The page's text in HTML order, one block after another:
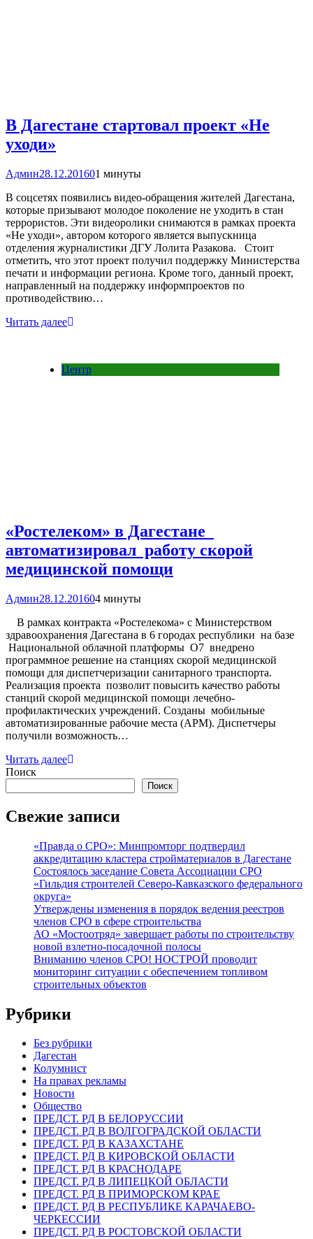
В Дагестане стартовал проект «Не
уходи»
Админ28.12.201601 минуты
В соцсетях появились видео-обращения жителей Дагестана,
которые призывают молодое поколение не уходить в стан
террористов. Эти видеоролики снимаются в рамках проекта
«Не уходи», автором которого является выпускница
отделения журналистики ДГУ Лолита Разакова. Стоит
отметить, что этот проект получил поддержку Министерства
печати и информации региона. Кроме того, данный проект,
направленный на поддержку информпроектов по
противодействию…
Читать далее
Центр
«Ростелеком» в Дагестане
автоматизировал работу скорой
медицинской помощи
Админ28.12.201604 минуты
В рамках контракта «Ростелекома» с Министерством
здравоохранения Дагестана в 6 городах республики на базе
Национальной облачной платформы О7 внедрено
программное решение на станциях скорой медицинской
помощи для диспетчеризации санитарного транспорта.
Реализация проекта позволит повысить качество работы
станций скорой медицинской помощи лечебно-
профилактических учреждений. Созданы мобильные
автоматизированные рабочие места (АРМ). Диспетчеры
получили возможность…
Читать далее
Поиск
Поиск
Свежие записи
«Правда о СРО»: Минпромторг подтвердил
аккредитацию кластера стройматериалов в Дагестане
Состоялось заседание Совета Ассоциации СРО
«Гильдия строителей Северо-Кавказского федерального
округа»
Утверждены изменения в порядок ведения реестров
членов СРО в сфере строительства
АО «Мостоотряд» завершает работы по строительству
новой взлетно-посадочной полосы
Вниманию членов СРО! НОСТРОЙ проводит
мониторинг ситуации с обеспечением топливом
строительных объектов
Рубрики
Без рубрики
Дагестан
Колумнист
На правах рекламы
Новости
Общество
ПРЕДСТ. РД В БЕЛОРУССИИ
ПРЕДСТ. РД В ВОЛГОГРАДСКОЙ ОБЛАСТИ
ПРЕДСТ. РД В КАЗАХСТАНЕ
ПРЕДСТ. РД В КИРОВСКОЙ ОБЛАСТИ
ПРЕДСТ. РД В КРАСНОДАРЕ
ПРЕДСТ. РД В ЛИПЕЦКОЙ ОБЛАСТИ
ПРЕДСТ. РД В ПРИМОРСКОМ КРАЕ
ПРЕДСТ. РД В РЕСПУБЛИКЕ КАРАЧАЕВО-
ЧЕРКЕССИИ
ПРЕДСТ. РД В РОСТОВСКОЙ ОБЛАСТИ